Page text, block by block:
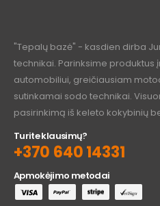
"Tepalų bazė" - kasdien dirba
technikai. Parinksime produktus
automobiliui, greičiausiam
sutinkamai sodo technikai.
pasirinkimą iš keleto kokybinių
Turite klausimų?
+370 640 14331
Apmokėjimo metodai